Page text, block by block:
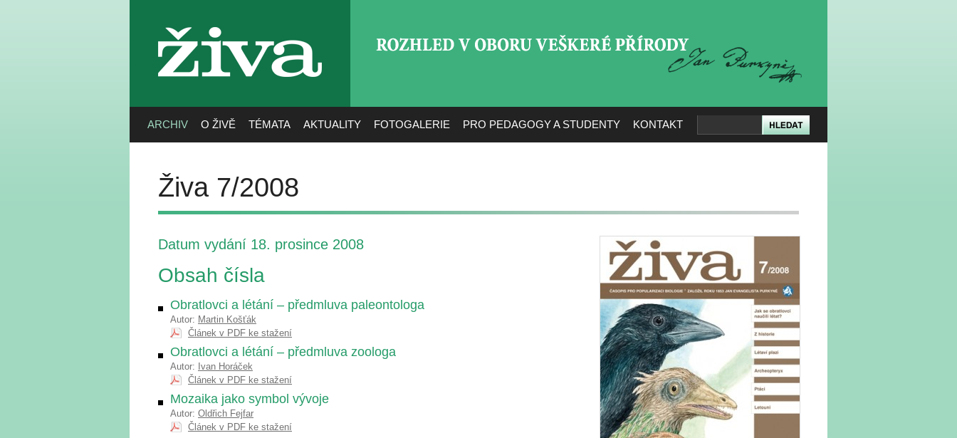
živa
ARCHIV O ŽIVĚ TÉMATA AKTUALITY FOTOGALERIE PRO PEDAGOGY A STUDENTY KONTAKT
Živa 7/2008
Datum vydání 18. prosince 2008
Obsah čísla
Obratlovci a létání – předmluva paleontologa
Autor: Martin Košťák
Článek v PDF ke stažení
Obratlovci a létání – předmluva zoologa
Autor: Ivan Horáček
Článek v PDF ke stažení
Mozaika jako symbol vývoje
Autor: Oldřich Fejfar
Článek v PDF ke stažení